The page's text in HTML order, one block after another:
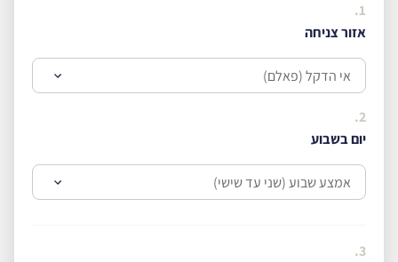
1.
אזור צניחה
2.
יום בשבוע
3.